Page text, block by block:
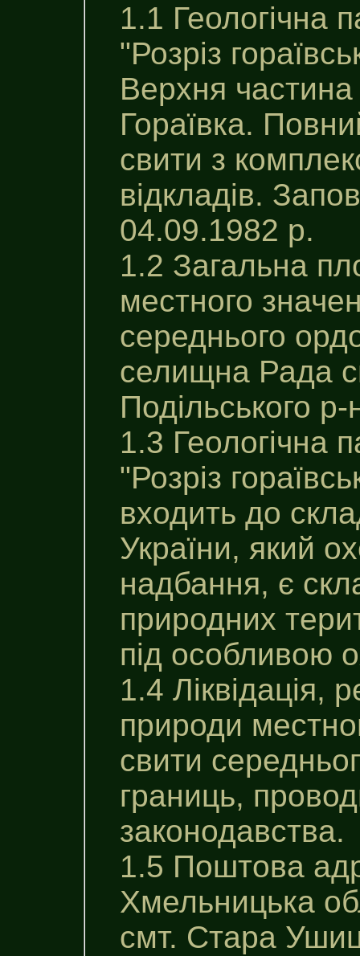
1.1 Геологічна
"Розріз
Верхня частина
Гораївка.
свити з
відкладів.
04.09.1982 р.
1.2 Загальна
местного
середнього
селищна Рада
Подільського р-
1.3 Геологічна
"Розріз
входить до
України, який
надбання, є
природних
під особливою
1.4 Ліквідація,
природи
свити
границь,
законодавства.
1.5 Поштова
Хмельницька
смт. Стара